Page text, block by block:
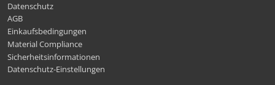
Datenschutz
AGB
Einkaufsbedingungen
Material Compliance
Sicherheitsinformationen
Datenschutz-Einstellungen